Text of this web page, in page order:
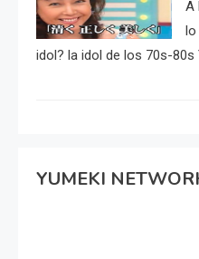
A
lo
idol? la idol de los 70s-80s
YUMEKI